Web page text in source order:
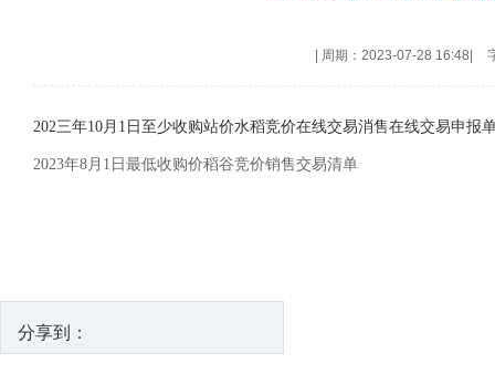
周期：2023-07-28 16:48
202三年10月1日至少收购站价水稻竞价在线交易消售在线交易申报
2023年8月1日最低收购价稻谷竞价销售交易清单
分享到：